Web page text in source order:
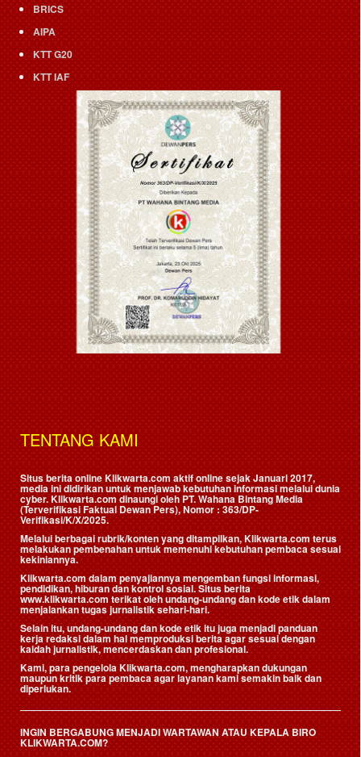
BRICS
AIPA
KTT G20
KTT IAF
TENTANG KAMI
Situs berita online Klikwarta.com aktif online sejak Januari 2017,
media ini didirikan untuk menjawab kebutuhan informasi melalui dunia
cyber. Klikwarta.com dinaungi oleh PT. Wahana Bintang Media
(Terverifikasi Faktual Dewan Pers), Nomor : 363/DP-
Verifikasi/K/X/2025.
Melalui berbagai rubrik/konten yang ditampilkan, Klikwarta.com terus
melakukan pembenahan untuk memenuhi kebutuhan pembaca sesuai
kekiniannya.
Klikwarta.com dalam penyajiannya mengemban fungsi informasi,
pendidikan, hiburan dan kontrol sosial. Situs berita
www.klikwarta.com terikat oleh undang-undang dan kode etik dalam
menjalankan tugas jurnalistik sehari-hari.
Selain itu, undang-undang dan kode etik itu juga menjadi panduan
kerja redaksi dalam hal memproduksi berita agar sesuai dengan
kaidah jurnalistik, mencerdaskan dan profesional.
Kami, para pengelola Klikwarta.com, mengharapkan dukungan
maupun kritik para pembaca agar layanan kami semakin baik dan
diperlukan.
INGIN BERGABUNG MENJADI WARTAWAN ATAU KEPALA BIRO
KLIKWARTA.COM?